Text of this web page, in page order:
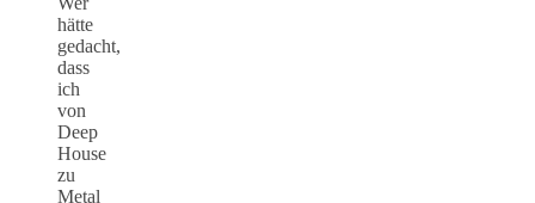
hätte
gedacht,
dass
ich
von
Deep
House
zu
Metal